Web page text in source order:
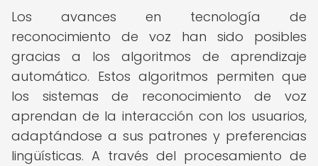
Los avances en tecnología de
reconocimiento de voz han sido posibles
gracias a los algoritmos de aprendizaje
automático. Estos algoritmos permiten que
los sistemas de reconocimiento de voz
aprendan de la interacción con los usuarios,
adaptándose a sus patrones y preferencias
lingüísticas. A través del procesamiento de